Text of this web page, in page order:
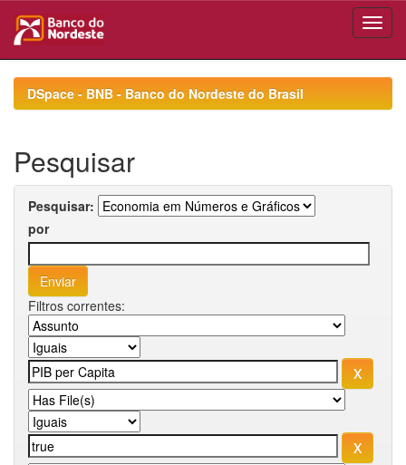
navigationDSpace - BNB - Banco do Nordeste do Brasil
Pesquisar
Pesquisar:
por
Filtros correntes: